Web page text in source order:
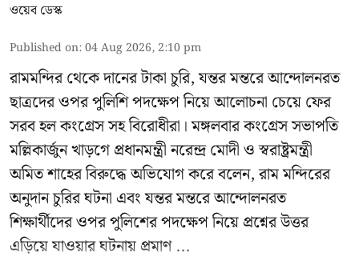
ওয়েব ডেস্ক
Published on:04 Aug 2026, 2:10 pm
রামমন্দির থেকে দানের টাকা চুরি, যন্তর মন্তরে আন্দোলনরত
ছাত্রদের ওপর পুলিশি পদক্ষেপ নিয়ে আলোচনা চেয়ে ফের
সরব হল কংগ্রেস সহ বিরোধীরা। মঙ্গলবার কংগ্রেস সভাপতি
মল্লিকার্জুন খাড়গে প্রধানমন্ত্রী নরেন্দ্র মোদী ও স্বরাষ্ট্রমন্ত্রী
অমিত শাহের বিরুদ্ধে অভিযোগ করে বলেন, রাম মন্দিরের
অনুদান চুরির ঘটনা এবং যন্তর মন্তরে আন্দোলনরত
শিক্ষার্থীদের ওপর পুলিশের পদক্ষেপ নিয়ে প্রশ্নের উত্তর
এড়িয়ে যাওয়ার ঘটনায় প্রমাণ ...